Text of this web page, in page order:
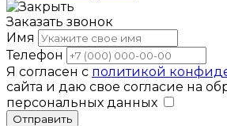
Заказать звонок
Имя
Телефон
Я согласен с политикой
сайта и даю свое согласие на
персональных данных
Отправить